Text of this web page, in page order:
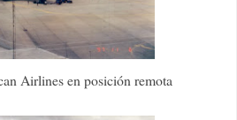
Airlines en posición remota